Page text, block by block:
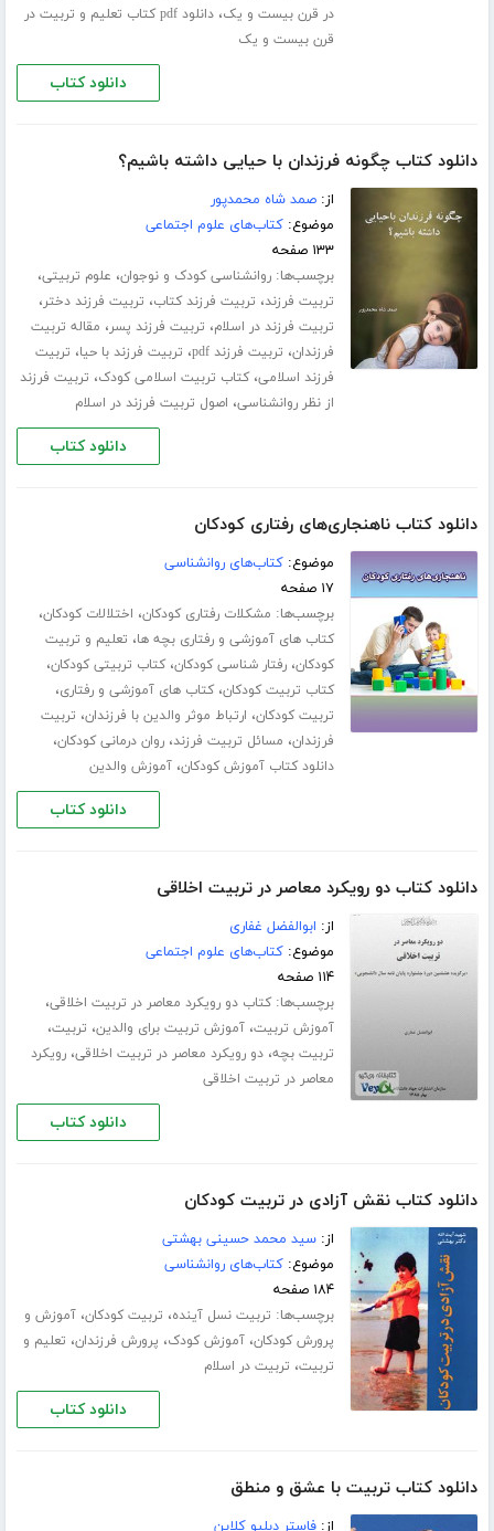
در قرن بیست و یک،
دانلود pdf کتاب تعلیم و تربیت در
قرن بیست و یک
دانلود کتاب
دانلود کتاب چگونه فرزندان با حیایی داشته باشیم؟
از:صمد شاه محمدپور
موضوع:کتاب‌های علوم اجتماعی
۱۳۳ صفحه
برچسب‌ها:روانشناسی کودک و نوجوان، علوم تربیتی،
تربیت فرزند، تربیت فرزند کتاب، تربیت فرزند دختر،
تربیت فرزند در اسلام، تربیت فرزند پسر، مقاله تربیت
فرزندان، تربیت فرزند pdf ، تربیت فرزند با حیا، تربیت
فرزند اسلامی،کتاب تربیت اسلامی کودک، تربیت فرزند
از نظر روانشناسی، اصول تربیت فرزند در اسلام
دانلود کتاب
دانلود کتاب ناهنجاری‌های رفتاری کودکان
موضوع:کتاب‌های روانشناسی
۱۷ صفحه
برچسب‌ها: مشکلات رفتاری کودکان، اختلالات کودکان،
کتاب های آموزشی و رفتاری بچه ها، تعلیم و تربیت
کودکان،رفتار شناسی کودکان،کتاب تربیتی کودکان،
کتاب تربیت کودکان،کتاب های آموزشی و رفتاری،
تربیت کودکان، ارتباط موثر والدین با فرزندان، تربیت
فرزندان، مسائل تربیت فرزند،روان درمانی کودکان،
دانلود کتاب آموزش کودکان،آموزش والدین
دانلود کتاب
دانلود کتاب دو رویکرد معاصر در تربیت اخلاقی
از: ابوالفضل غفاری
موضوع:کتاب‌های علوم اجتماعی
۱۱۴ صفحه
برچسب‌ها:کتاب دو رویکرد معاصر در تربیت اخلاقی،
آموزش تربیت،آموزش تربیت برای والدین، تربیت،
تربیت بچه،دو رویکرد معاصر در تربیت اخلاقی،رویکرد
معاصر در تربیت اخلاقی
دانلود کتاب
دانلود کتاب نقش آزادی در تربیت کودکان
از:سید محمد حسینی بهشتی
موضوع:کتاب‌های روانشناسی
۱۸۴ صفحه
برچسب‌ها: تربیت نسل آینده، تربیت کودکان،آموزش و
پرورش کودکان،آموزش کودک، پرورش فرزندان، تعلیم و
تربیت، تربیت در اسلام
دانلود کتاب
دانلود کتاب تربیت با عشق و منطق
از:فاستر دبلیو کلاین